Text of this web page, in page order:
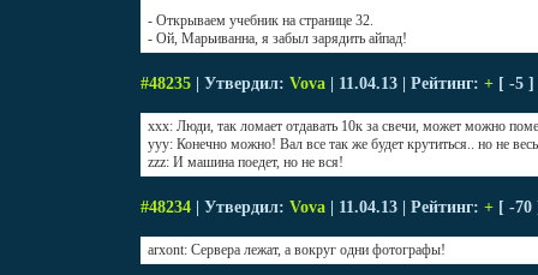
- Открываем учебник на странице 32.
- Ой, Марьиванна, я забыл зарядить айпад!
#48235 | Утвердил: Vova | 11.04.13 | Рейтинг: + [ -5 ]
xxx: Люди, так ломает отдавать 10к за свечи, может можно
yyy: Конечно можно! Вал все так же будет крутиться.. но не
zzz: И машина поедет, но не вся!
#48234 | Утвердил: Vova | 11.04.13 | Рейтинг: + [ -
arxont: Сервера лежат, а вокруг одни фотографы!